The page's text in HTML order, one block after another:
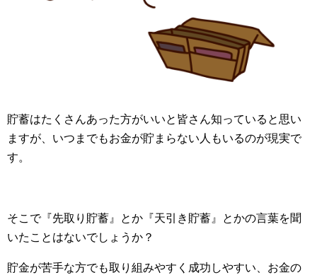
貯蓄はたくさんあった方がいいと皆さん知っていると思い
ますが、いつまでもお金が貯まらない人もいるのが現実で
す。
そこで『先取り貯蓄』とか『天引き貯蓄』とかの言葉を聞
いたことはないでしょうか？
貯金が苦手な方でも取り組みやすく成功しやすい、お金の